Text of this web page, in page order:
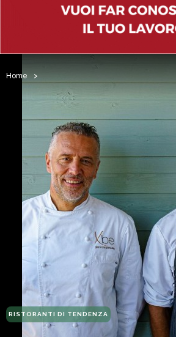
Home >
RISTORANTI DI TENDENZA